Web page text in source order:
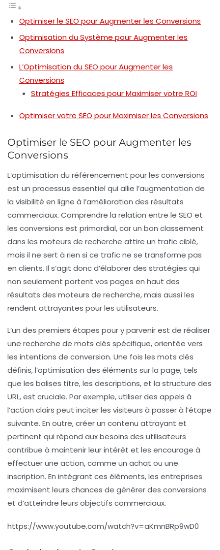
Optimiser le SEO pour Augmenter les Conversions
Optimisation du Système pour Augmenter les
Conversions
L’Optimisation du SEO pour Augmenter les
Conversions
Stratégies Efficaces pour Maximiser votre ROI
Optimiser votre SEO pour Maximiser les Conversions
Optimiser le SEO pour Augmenter les
Conversions
L’optimisation du référencement pour les conversions
est un processus essentiel qui allie l’augmentation de
la visibilité en ligne à l’amélioration des résultats
commerciaux. Comprendre la relation entre le SEO et
les conversions est primordial, car un bon classement
dans les moteurs de recherche attire un trafic ciblé,
mais il ne sert à rien si ce trafic ne se transforme pas
en clients. Il s’agit donc d’élaborer des stratégies qui
non seulement portent vos pages en haut des
résultats des moteurs de recherche, mais aussi les
rendent attrayantes pour les utilisateurs.
L’un des premiers étapes pour y parvenir est de réaliser
une recherche de mots clés spécifique, orientée vers
les intentions de conversion. Une fois les mots clés
définis, l’optimisation des éléments sur la page, tels
que les balises titre, les descriptions, et la structure des
URL, est cruciale. Par exemple, utiliser des appels à
l’action clairs peut inciter les visiteurs à passer à l’étape
suivante. En outre, créer un contenu attrayant et
pertinent qui répond aux besoins des utilisateurs
contribue à maintenir leur intérêt et les encourage à
effectuer une action, comme un achat ou une
inscription. En intégrant ces éléments, les entreprises
maximisent leurs chances de générer des conversions
et d’atteindre leurs objectifs commerciaux.
https://www.youtube.com/watch?v=aKmnBRp9wD0